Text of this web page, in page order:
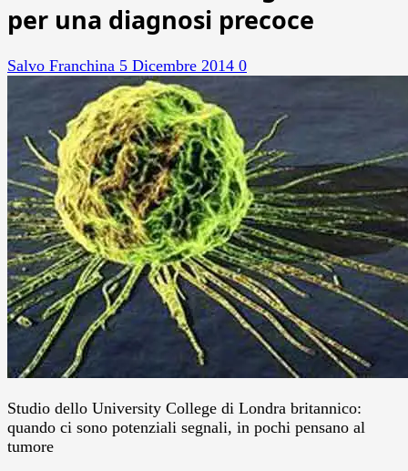
per una diagnosi precoce
Salvo Franchina 5 Dicembre 2014 0
Studio dello University College di Londra britannico:
quando ci sono potenziali segnali, in pochi pensano al
tumore